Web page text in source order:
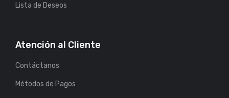
Lista de Deseos
Atención al Cliente
Contáctanos
Métodos de Pagos